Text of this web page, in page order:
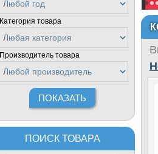
Категория товара
Производитель товара
ПОИСК ТОВАРА